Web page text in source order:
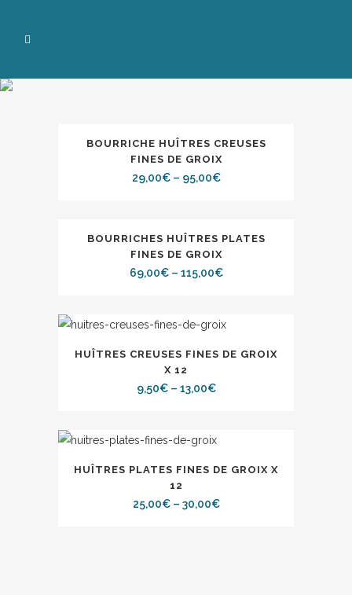
BOURRICHE HUÎTRES CREUSES
FINES DE GROIX
29,00€– 95,00€
BOURRICHES HUÎTRES PLATES
FINES DE GROIX
69,00€– 115,00€
HUÎTRES CREUSES FINES DE GROIX
X 12
9,50€– 13,00€
HUÎTRES PLATES FINES DE GROIX X
12
25,00€– 30,00€